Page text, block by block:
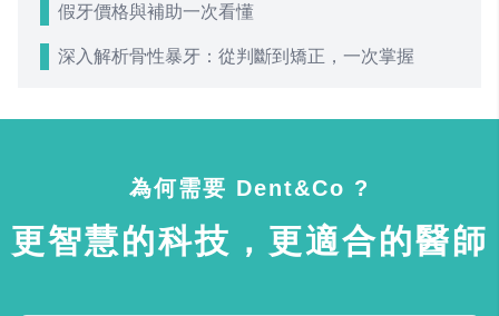
假牙價格與補助一次看懂
深入解析骨性暴牙：從判斷到矯正，一次掌握
為何需要 Dent&Co ?
更智慧的科技，更適合的醫師